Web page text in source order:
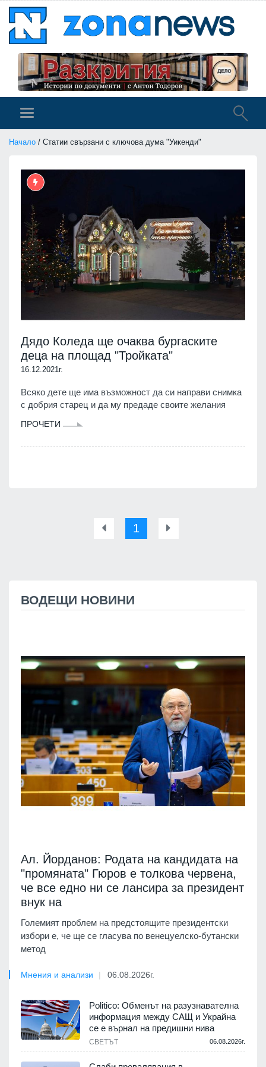
Начало / Статии свързани с ключова дума "Уикенди"
Дядо Коледа ще очаква бургаските
деца на площад "Тройката"
16.12.2021г.
Всяко дете ще има възможност да си направи снимка
с добрия старец и да му предаде своите желания
ПРОЧЕТИ
1
ВОДЕЩИ НОВИНИ
Ал. Йорданов: Родата на кандидата на
"промяната" Гюров е толкова червена,
че все едно ни се лансира за президент
внук на
Големият проблем на предстоящите президентски
избори е, че ще се гласува по венецуелско-бутански
метод
Мнения и анализи 06.08.2026г.
Politico: Обменът на разузнавателна
информация между САЩ и Украйна
се е върнал на предишни нива
СВЕТЪТ 06.08.2026г.